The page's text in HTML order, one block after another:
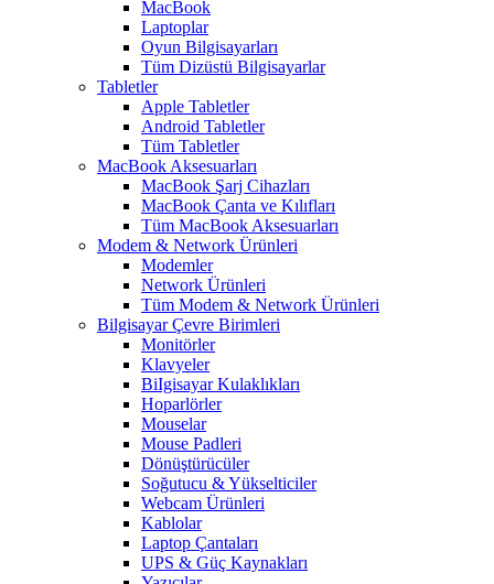
MacBook
Laptoplar
Oyun Bilgisayarları
Tüm Dizüstü Bilgisayarlar
Tabletler
Apple Tabletler
Android Tabletler
Tüm Tabletler
MacBook Aksesuarları
MacBook Şarj Cihazları
MacBook Çanta ve Kılıfları
Tüm MacBook Aksesuarları
Modem & Network Ürünleri
Modemler
Network Ürünleri
Tüm Modem & Network Ürünleri
Bilgisayar Çevre Birimleri
Monitörler
Klavyeler
BiIgisayar Kulaklıkları
Hoparlörler
Mouselar
Mouse Padleri
Dönüştürücüler
Soğutucu & Yükselticiler
Webcam Ürünleri
Kablolar
Laptop Çantaları
UPS & Güç Kaynakları